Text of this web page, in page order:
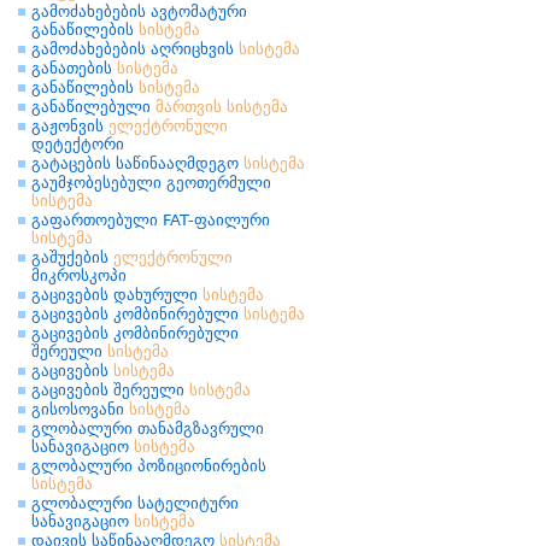
გამოძახებების ავტომატური
განაწილების სისტემა
გამოძახებების აღრიცხვის სისტემა
განათების სისტემა
განაწილების სისტემა
განაწილებული მართვის სისტემა
გაჟონვის ელექტრონული
დეტექტორი
გატაცების საწინააღმდეგო სისტემა
გაუმჯობესებული გეოთერმული
სისტემა
გაფართოებული FAT-ფაილური
სისტემა
გაშუქების ელექტრონული
მიკროსკოპი
გაცივების დახურული სისტემა
გაცივების კომბინირებული სისტემა
გაცივების კომბინირებული
შერეული სისტემა
გაცივების სისტემა
გაცივების შერეული სისტემა
გისოსოვანი სისტემა
გლობალური თანამგზავრული
სანავიგაციო სისტემა
გლობალური პოზიციონირების
სისტემა
გლობალური სატელიტური
სანავიგაციო სისტემა
დაივის საწინააღმდეგო სისტემა